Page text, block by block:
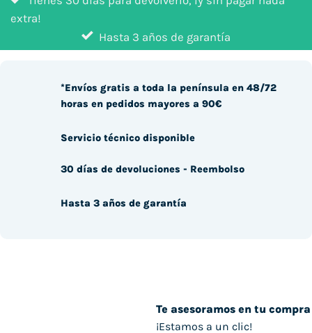
extra!
Hasta 3 años de garantía
Te asesoramos en tu compra
¡Estamos a un clic!
*Envíos gratis a toda la península en 48/72
horas en pedidos mayores a 90€
Servicio técnico disponible
30 días de devoluciones - Reembolso
Hasta 3 años de garantía